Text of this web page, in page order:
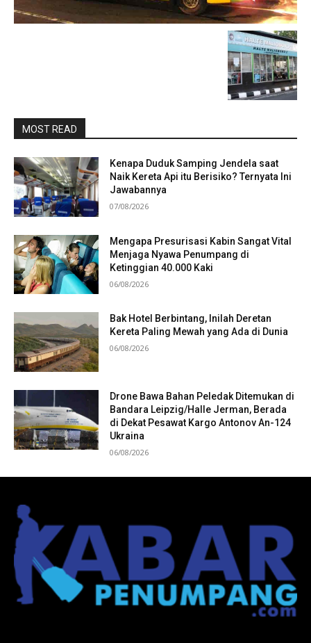
MOST READ
Kenapa Duduk Samping Jendela saat
Naik Kereta Api itu Berisiko? Ternyata Ini
Jawabannya
07/08/2026
Mengapa Presurisasi Kabin Sangat Vital
Menjaga Nyawa Penumpang di
Ketinggian 40.000 Kaki
06/08/2026
Bak Hotel Berbintang, Inilah Deretan
Kereta Paling Mewah yang Ada di Dunia
06/08/2026
Drone Bawa Bahan Peledak Ditemukan di
Bandara Leipzig/Halle Jerman, Berada
di Dekat Pesawat Kargo Antonov An-124
Ukraina
06/08/2026